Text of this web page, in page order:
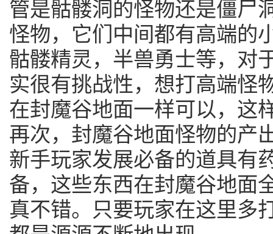
管是骷髅洞的怪物还是僵尸
怪物，它们中间都有高端的
骷髅精灵，半兽勇士等，对
实很有挑战性，想打高端怪
在封魔谷地面一样可以，这
再次，封魔谷地面怪物的产
新手玩家发展必备的道具有
备，这些东西在封魔谷地面
真不错。只要玩家在这里多